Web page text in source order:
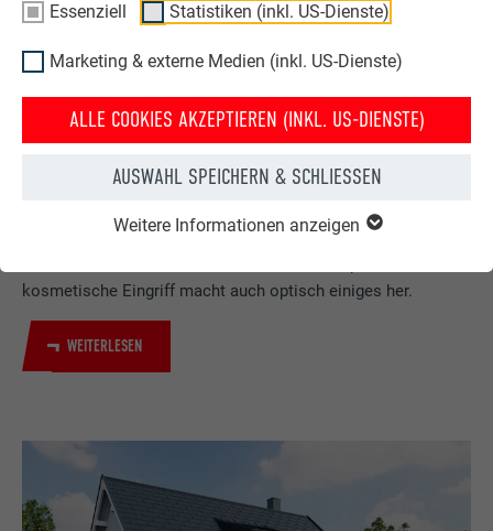
Essenziell Statistiken (inkl. US-Dienste)
Marketing & externe Medien (inkl. US-Dienste)
ALLE COOKIES AKZEPTIEREN (INKL. US-DIENSTE)
AUSWAHL SPEICHERN & SCHLIESSEN
Weitere Informationen anzeigen
Dank des geringen Gewichts der PREFA Produkte wird das
kosmetische Eingriff macht auch optisch einiges her.
WEITERLESEN
HAUS NACH DER
DACHSANIERUNG MIT DER
PREFA DACHPLATTE
HAUS VOR DER
DACHSANIERUNG MIT PREFA
DACHPLATTE